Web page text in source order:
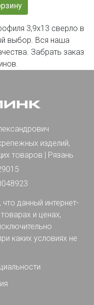
3,9х13 сверло в
выбор. Вся наша
Забрать заказ
изделий,
товаров | Рязань
данный интернет-
и ценах,
каких условиях не